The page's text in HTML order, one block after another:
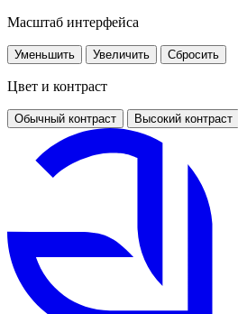
Масштаб интерфейса
Уменьшить Увеличить Сбросить
Цвет и контраст
Обычный контраст Высокий контраст